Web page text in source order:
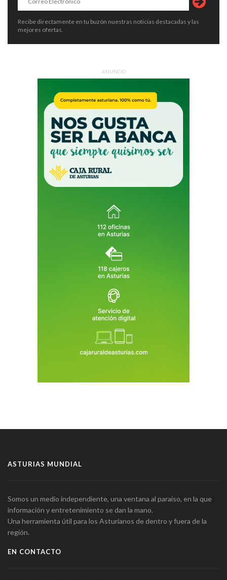
Recibe directamente en tu buzón nuestras noticias destacadas y las
mejores ofertas.
ANUNCIO
ASTURIAS MUNDIAL
Somos un medio independiente, una ventana al paraíso, en la que
información y entretenimiento se dan la mano.
Una herramienta útil para los Asturianos de dentro y fuera de la
región.
EN CONTACTO